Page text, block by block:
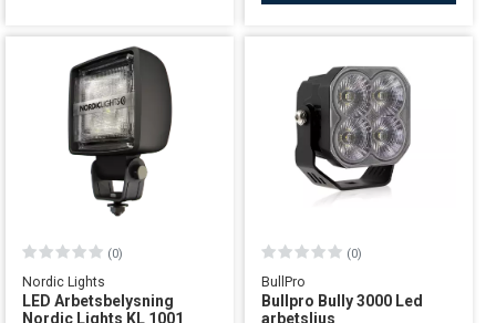
Nordic Lights
LED Arbetsbelysning
Nordic Lights KL 1001
(0)
BullPro
Bullpro Bully 3000 Led
arbetsljus
(0)